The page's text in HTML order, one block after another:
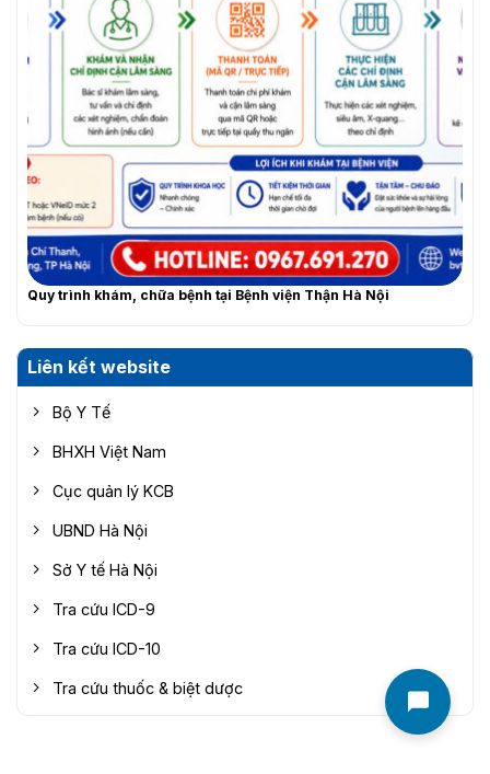
Quy trình khám, chữa bệnh tại Bệnh viện Thận Hà Nội
Liên kết website
Bộ Y Tế
BHXH Việt Nam
Cục quản lý KCB
UBND Hà Nội
Sở Y tế Hà Nội
Tra cứu ICD-9
Tra cứu ICD-10
Tra cứu thuốc & biệt dược